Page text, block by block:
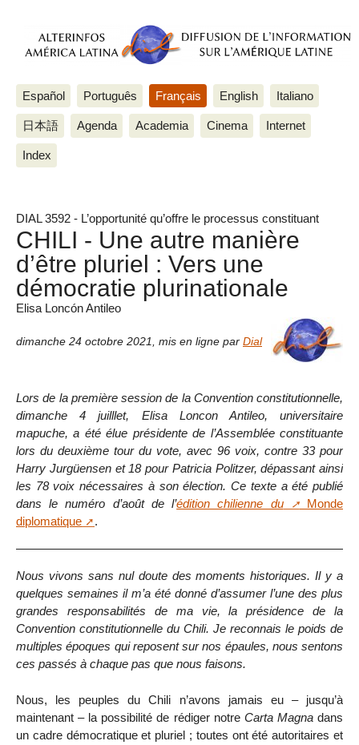
Español Português Français English Italiano
日本語 Agenda Academia Cinema Internet
Index
DIAL 3592 - L’opportunité qu’offre le processus constituant
CHILI - Une autre manière
d’être pluriel : Vers une
démocratie plurinationale
Elisa Loncón Antileo
dimanche 24 octobre 2021 mis en ligne par Dial
Lors de la première session de la Convention constitutionnelle,
dimanche 4 juilllet, Elisa Loncon Antileo, universitaire
mapuche, a été élue présidente de l’Assemblée constituante
lors du deuxième tour du vote, avec 96 voix, contre 33 pour
Harry Jurgüensen et 18 pour Patricia Politzer, dépassant ainsi
les 78 voix nécessaires à son élection. Ce texte a été publié
dans le numéro d’août de l’édition chilienne du
Monde
diplomatique
.
Nous vivons sans nul doute des moments historiques. Il y a
quelques semaines il m’a été donné d’assumer l’une des plus
grandes responsabilités de ma vie, la présidence de la
Convention constitutionnelle du Chili. Je reconnais le poids de
multiples époques qui reposent sur nos épaules, nous sentons
ces passés à chaque pas que nous faisons.
Nous, les peuples du Chili n’avons jamais eu – jusqu’à
maintenant – la possibilité de rédiger notre Carta Magnadans
un cadre démocratique et pluriel ; toutes ont été autoritaires et